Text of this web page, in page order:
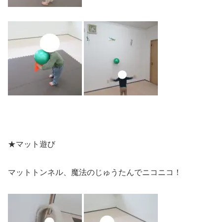
★マット遊び
マットトンネル、魔法のじゅうたんでニコニコ！